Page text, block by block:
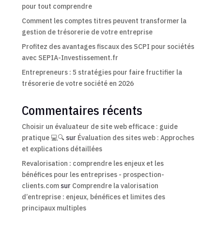
pour tout comprendre
Comment les comptes titres peuvent transformer la
gestion de trésorerie de votre entreprise
Profitez des avantages fiscaux des SCPI pour sociétés
avec SEPIA-Investissement.fr
Entrepreneurs : 5 stratégies pour faire fructifier la
trésorerie de votre société en 2026
Commentaires récents
Choisir un évaluateur de site web efficace : guide
pratique 💻🔍 sur Évaluation des sites web : Approches
et explications détaillées
Revalorisation : comprendre les enjeux et les
bénéfices pour les entreprises - prospection-
clients.comsur Comprendre la valorisation
d’entreprise : enjeux, bénéfices et limites des
principaux multiples